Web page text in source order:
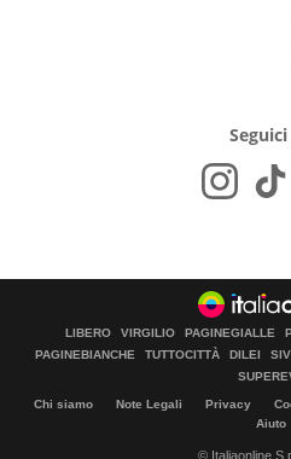
Seguici
LIBERO VIRGILIO PAGINEGIALLE
PAGINEBIANCHE
TUTTOCITTÀ DILEI
Chi siamo Note Legali Privacy
Aiuto
© Italiaonline